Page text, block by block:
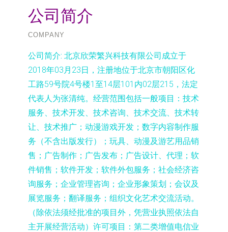
公司简介
COMPANY
公司简介: 北京欣荣繁兴科技有限公司成立于
2018年03月23日，注册地位于北京市朝阳区化
工路59号院4号楼1至14层101内02层215，法定
代表人为张清纯。经营范围包括一般项目：技术
服务、技术开发、技术咨询、技术交流、技术转
让、技术推广；动漫游戏开发；数字内容制作服
务（不含出版发行）；玩具、动漫及游艺用品销
售；广告制作；广告发布；广告设计、代理；软
件销售；软件开发；软件外包服务；社会经济咨
询服务；企业管理咨询；企业形象策划；会议及
展览服务；翻译服务；组织文化艺术交流活动。
（除依法须经批准的项目外，凭营业执照依法自
主开展经营活动）许可项目：第二类增值电信业